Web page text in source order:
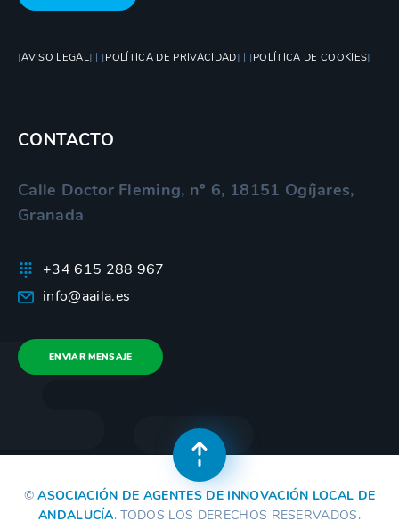
[AVISO LEGAL] | [POLÍTICA DE PRIVACIDAD] | [POLÍTICA DE COOKIES]
CONTACTO
Calle Doctor Fleming, nº 6, 18151 Ogíjares,
Granada
+34 615 288 967
info@aaila.es
ENVIAR MENSAJE
©ASOCIACIÓN DE AGENTES DE INNOVACIÓN LOCAL DE
ANDALUCÍA. TODOS LOS DERECHOS RESERVADOS.